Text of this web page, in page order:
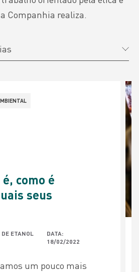
Companhia realiza.
como é
seus
DE ETANOL
DATA:
18/02/2022
um pouco mais